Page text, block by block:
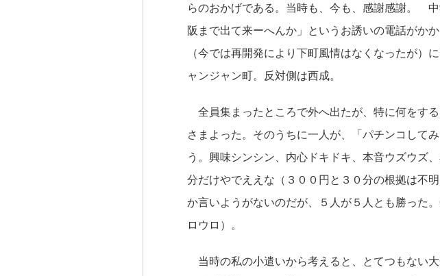
らのおかげである。当時も、今も、感謝感謝。
阪まで出て来ーへんか」というお誘いの電話がか
（今では再開発により下町風情はなくなったが）
ャンジャン町。反対側は西成。
全員集まったところで外へ出たが、特に何をす
さまよった。そのうちに一人が、「パチンコして
う。興味シンシン、内心ドキドキ、本音ウズウズ
分だけやでええな（３００円と３０分の根拠は不
か言いようがないのだが、５人が５人とも勝った
ロウロ）。
当時の私の小遣いから考えると、とてつもない